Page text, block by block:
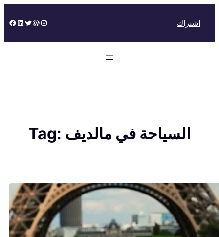
to
Facebook
LinkedIn
Twitter
WordPress
Instagram اشتراك
Tag: السياحة في مالديف